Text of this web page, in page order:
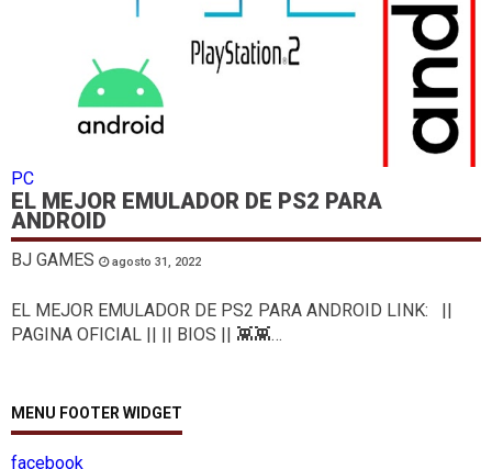
PC
EL MEJOR EMULADOR DE PS2 PARA
ANDROID
BJ GAMES agosto 31, 2022
EL MEJOR EMULADOR DE PS2 PARA ANDROID LINK: ||
PAGINA OFICIAL || || BIOS || 👾👾…
MENU FOOTER WIDGET
facebook